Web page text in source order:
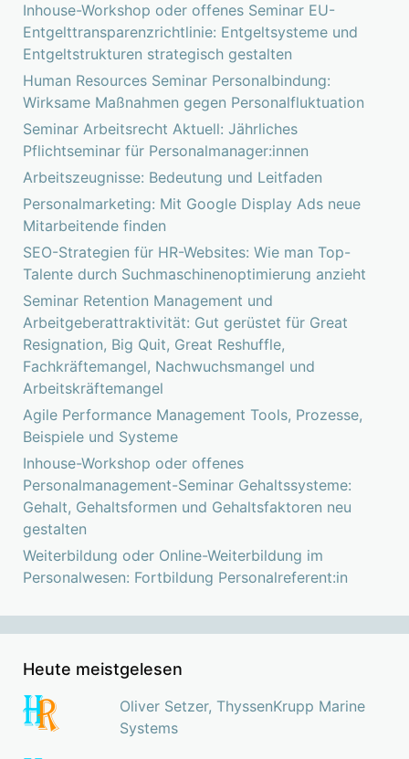
Inhouse-Workshop oder offenes Seminar EU-
Entgelttransparenzrichtlinie: Entgeltsysteme und
Entgeltstrukturen strategisch gestalten
Human Resources Seminar Personalbindung:
Wirksame Maßnahmen gegen Personalfluktuation
Seminar Arbeitsrecht Aktuell: Jährliches
Pflichtseminar für Personalmanager:innen
Arbeitszeugnisse: Bedeutung und Leitfaden
Personalmarketing: Mit Google Display Ads neue
Mitarbeitende finden
SEO-Strategien für HR-Websites: Wie man Top-
Talente durch Suchmaschinenoptimierung anzieht
Seminar Retention Management und
Arbeitgeberattraktivität: Gut gerüstet für Great
Resignation, Big Quit, Great Reshuffle,
Fachkräftemangel, Nachwuchsmangel und
Arbeitskräftemangel
Agile Performance Management Tools, Prozesse,
Beispiele und Systeme
Inhouse-Workshop oder offenes
Personalmanagement-Seminar Gehaltssysteme:
Gehalt, Gehaltsformen und Gehaltsfaktoren neu
gestalten
Weiterbildung oder Online-Weiterbildung im
Personalwesen: Fortbildung Personalreferent:in
Heute meistgelesen
Oliver Setzer, ThyssenKrupp Marine
Systems